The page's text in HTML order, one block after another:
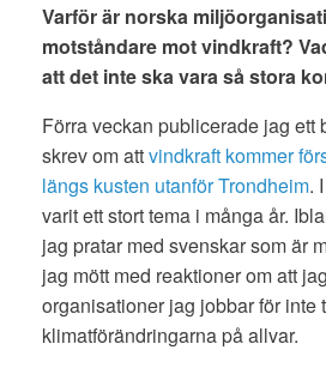
Varför är norska
motståndare mot vindkraft?
att det inte ska vara så stora
Förra veckan publicerade jag ett
skrev om attvindkraft kommer
längs kusten utanför Trondheim.
varit ett stort tema i många år.
jag pratar med svenskar som är
jag mött med reaktioner om att
organisationer jag jobbar för inte
klimatförändringarna på allvar.